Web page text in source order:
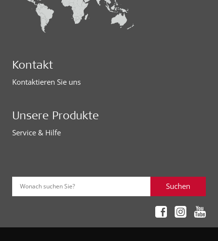
Kontakt
Kontaktieren Sie uns
Unsere Produkte
Service & Hilfe
Wonach suchen Sie? Suchen